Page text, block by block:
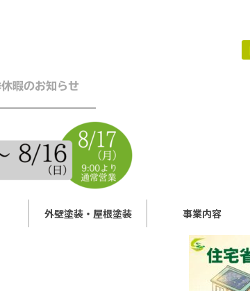
暇のお知らせ
外壁塗装・屋根塗装 事業内容